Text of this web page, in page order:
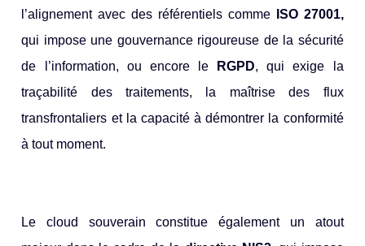
l’alignement avec des référentiels comme
ISO 27001,
qui impose une gouvernance rigoureuse de la sécurité
de l’information, ou encore le
RGPD, qui exige la
traçabilité des traitements, la maîtrise des flux
transfrontaliers et la capacité à démontrer la conformité
à tout moment.
Le cloud souverain constitue également un atout